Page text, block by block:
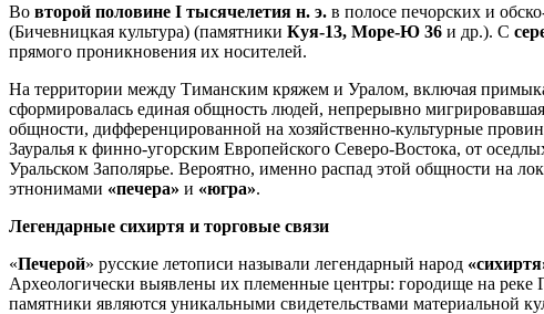
Во второй половине I тысячелетия н. э. в полосе печорских и
(Бичевницкая культура) (памятники Куя-13, Море-Ю 36 и др.). С
прямого проникновения их носителей.
На территории между Тиманским кряжем и Уралом, включая
сформировалась единая общность людей, непрерывно
общности, дифференцированной на хозяйственно-культурные
Зауралья к финно-угорским Европейского Северо-Востока, от
Уральском Заполярье. Вероятно, именно распад этой общности на
этнонимами «печера» и «югра».
Легендарные сихиртя и торговые связи
«Печерой» русские летописи называли легендарный народ
Археологически выявлены их племенные центры: городище на реке
памятники являются уникальными свидетельствами материальной